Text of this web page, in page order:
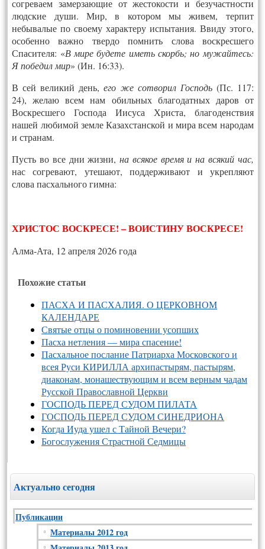
согреваем замерзающие от жестокости и безучастности
людские души. Мир, в котором мы живем, терпит
небывалые по своему характеру испытания. Ввиду этого,
особенно важно твердо помнить слова воскресшего
Спасителя: «В мире будете иметь скорбь; но мужайтесь:
Я победил мир» (Ин. 16:33).
В сей великий день,его же сотворил Господь(Пс. 117:
24), желаю всем нам обильных благодатных даров от
Воскресшего Господа Иисуса Христа, благоденствия
нашей любимой земле Казахстанской и мира всем народам
и странам.
Пусть во все дни жизни,на всякое время и на всякий час,
нас согревают, утешают, поддерживают и укрепляют
слова пасхального гимна:
ХРИСТОС ВОСКРЕСЕ! – ВОИСТИНУ ВОСКРЕСЕ!
Алма-Ата, 12 апреля 2026 года
Похожие статьи
ПАСХА И ПАСХАЛИЯ. О ЦЕРКОВНОМ
КАЛЕНДАРЕ
Святые отцы о поминовении усопших
Пасха нетления — мира спасение!
Пасхальное послание Патриарха Московского и
всея Руси КИРИЛЛА архипастырям, пастырям,
диаконам, монашествующим и всем верным чадам
Русской Православной Церкви
ГОСПОДЬ ПЕРЕД СУДОМ ПИЛАТА
ГОСПОДЬ ПЕРЕД СУДОМ СИНЕДРИОНА
Когда Иуда ушел с Тайной Вечери?
Богослужения Страстной Седмицы
Актуально сегодня
Публикации
Материалы 2012 год